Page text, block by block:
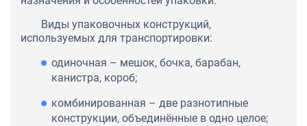
Виды упаковочных конструкций,
используемых для транспортировки:
одиночная – мешок, бочка, барабан,
канистра, короб;
комбинированная – две разнотипные
конструкции, объединённые в одно целое;